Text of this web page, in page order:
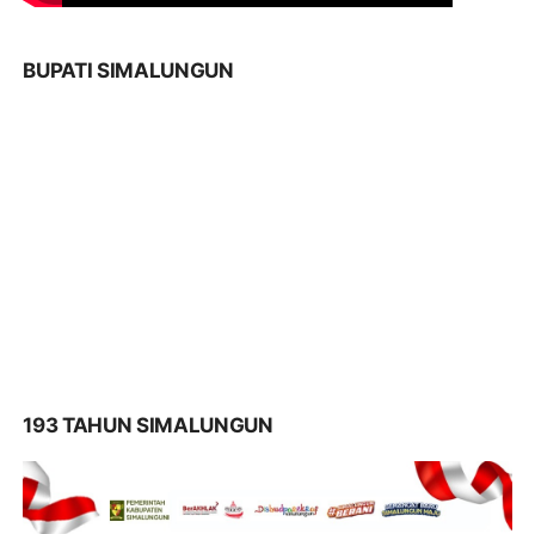
BUPATI SIMALUNGUN
193 TAHUN SIMALUNGUN